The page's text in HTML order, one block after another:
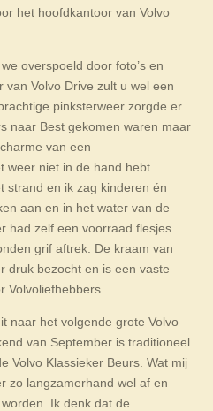
het hoofdkantoor van Volvo
overspoeld door foto’s en
Volvo Drive zult u wel een
pinksterweer zorgde er
naar Best gekomen waren maar
van een
weer niet in de hand hebt.
strand en ik zag kinderen én
aan en in het water van de
had zelf een voorraad flesjes
grif aftrek. De kraam van
druk bezocht en is een vaste
Volvoliefhebbers.
naar het volgende grote Volvo
van September is traditioneel
Volvo Klassieker Beurs. Wat mij
zo langzamerhand wel af en
Ik denk dat de